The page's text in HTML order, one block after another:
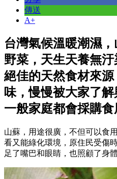
傳送
A+
台灣氣候溫暖潮濕
野菜，天生天養無
絕佳的天然食材來
味，慢慢被大家了
一般家庭都會採購食
山蘇，用途很廣，不但可以食
看又能綠化環境，原住民受傷
足了嘴巴和眼睛，也照顧了身體